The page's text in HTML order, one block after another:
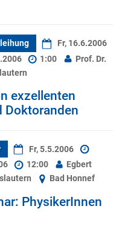
Fr, 16.6.2006
1:00
Prof. Dr.
exzellenten
Doktoranden
Fr, 5.5.2006
12:00
Egbert
Bad Honnef
PhysikerInnen